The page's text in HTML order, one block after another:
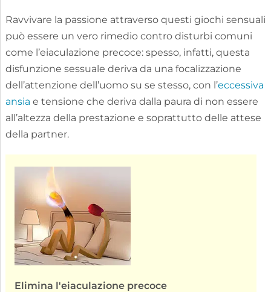
Ravvivare la passione attraverso questi giochi sensuali
può essere un vero rimedio contro disturbi comuni
come l’eiaculazione precoce: spesso, infatti, questa
disfunzione sessuale deriva da una focalizzazione
dell’attenzione dell’uomo su se stesso, con l’eccessiva
ansia e tensione che deriva dalla paura di non essere
all’altezza della prestazione e soprattutto delle attese
della partner.
Elimina l'eiaculazione precoce